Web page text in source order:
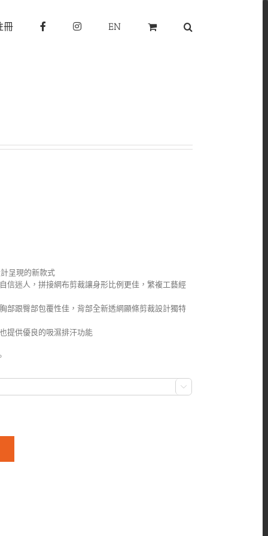
冊 EN
呈現的新款式
信迷人，拼接網布剪裁讓身形比例更佳，繁複工藝經
部跟臀部包覆性佳，背部全新透網顯條剪裁設計獨特
提供優良的吸濕排汗功能
